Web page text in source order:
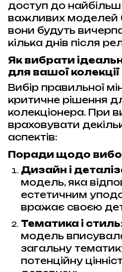
доступ до
важливих моделей
вони будуть
кілька днів після
Як вибрати
для вашої колекції
Вибір правильної
критичне рішення
колекціонера. При
враховувати
аспектів:
Поради щодо
Дизайн і
модель, яка
естетичним
вражає своєю
Тематика і стиль
модель
загальну
потенційну